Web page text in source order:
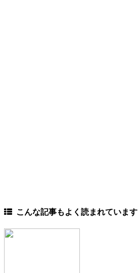
こんな記事もよく読まれています